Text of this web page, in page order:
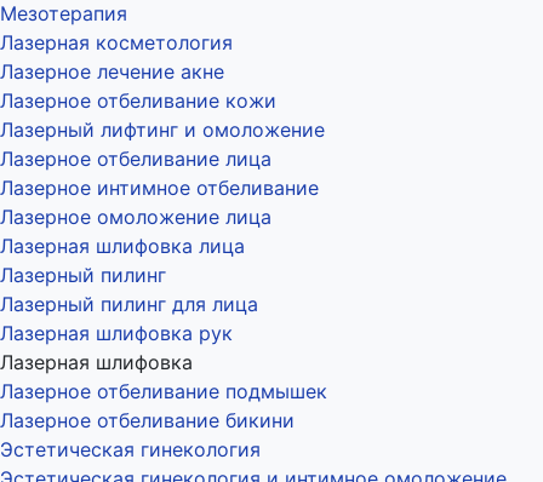
Мезотерапия
Лазерная косметология
Лазерное лечение акне
Лазерное отбеливание кожи
Лазерный лифтинг и омоложение
Лазерное отбеливание лица
Лазерное интимное отбеливание
Лазерное омоложение лица
Лазерная шлифовка лица
Лазерный пилинг
Лазерный пилинг для лица
Лазерная шлифовка рук
Лазерная шлифовка
Лазерное отбеливание подмышек
Лазерное отбеливание бикини
Эстетическая гинекология